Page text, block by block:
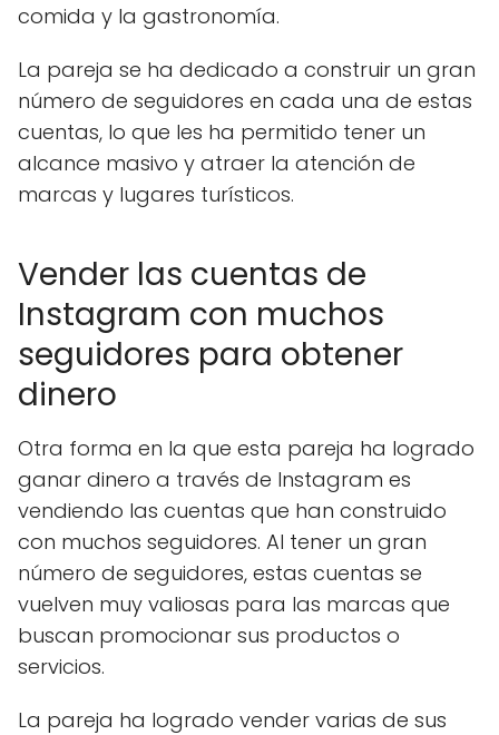
comida y la gastronomía.
La pareja se ha dedicado a construir un gran
número de seguidores en cada una de estas
cuentas, lo que les ha permitido tener un
alcance masivo y atraer la atención de
marcas y lugares turísticos.
Vender las cuentas de
Instagram con muchos
seguidores para obtener
dinero
Otra forma en la que esta pareja ha logrado
ganar dinero a través de Instagram es
vendiendo las cuentas que han construido
con muchos seguidores. Al tener un gran
número de seguidores, estas cuentas se
vuelven muy valiosas para las marcas que
buscan promocionar sus productos o
servicios.
La pareja ha logrado vender varias de sus